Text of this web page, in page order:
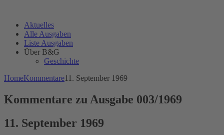
Aktuelles
Alle Ausgaben
Liste Ausgaben
Über B&G
Geschichte
HomeKommentare11. September 1969
Kommentare zu Ausgabe 003/1969
11. September 1969